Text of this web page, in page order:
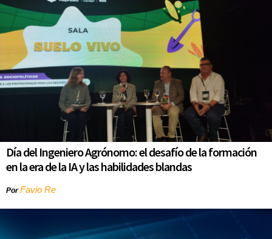
Día del Ingeniero Agrónomo: el desafío de la formación
en la era de la IA y las habilidades blandas
PorFavio Re